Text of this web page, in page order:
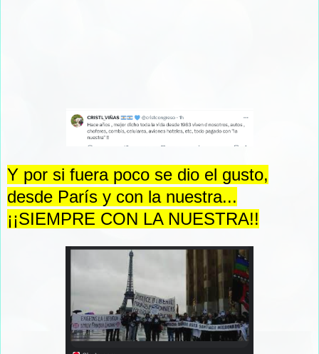
Y por si fuera poco se dio el gusto,
desde París y con la nuestra...
¡¡SIEMPRE CON LA NUESTRA!!